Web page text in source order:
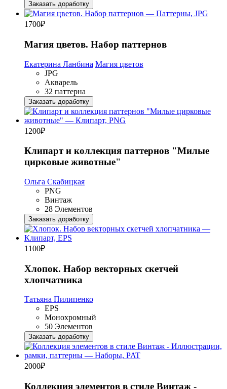
Заказать доработку
1700₽
Магия цветов. Набор паттернов
Екатерина Ланбина Магия цветов
JPG
Акварель
32 паттерна
Заказать доработку
1200₽
Клипарт и коллекция паттернов "Милые
цирковые животные"
Ольга Скабицкая
PNG
Винтаж
28 Элементов
Заказать доработку
1100₽
Хлопок. Набор векторных скетчей
хлопчатника
Татьяна Пилипенко
EPS
Монохромный
50 Элементов
Заказать доработку
2000₽
Коллекция элементов в стиле Винтаж -